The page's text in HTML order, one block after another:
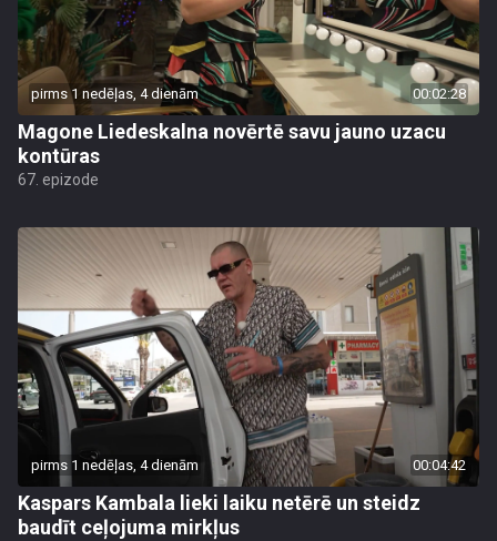
pirms 1 nedēļas, 4 dienām 00:02:28
Magone Liedeskalna novērtē savu jauno uzacu
kontūras
67. epizode
pirms 1 nedēļas, 4 dienām 00:04:42
Kaspars Kambala lieki laiku netērē un steidz
baudīt ceļojuma mirkļus